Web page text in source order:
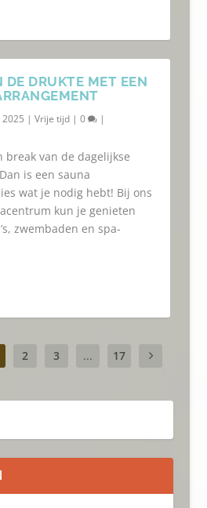
DE DRUKTE MET EEN
2025 | Vrije tijd| 0 |
break van de dagelijkse
is een sauna
wat je nodig hebt! Bij ons
kun je genieten
zwembaden en spa-
2 3 ... 17